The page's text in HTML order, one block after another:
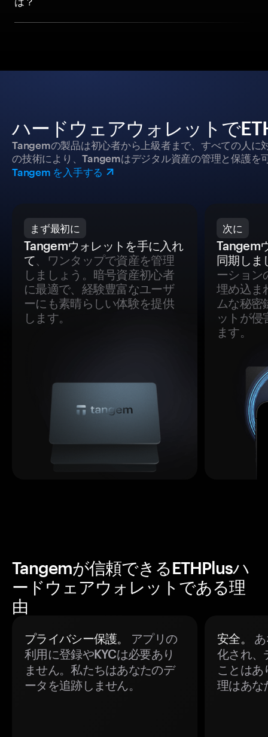
ハードウェアウォレットで
Tangemの製品は初心者から上級者まで、すべての人に
の技術により、Tangemはデジタル資産の管理と保護を
Tangem を入手する
まず最初に
Tangemウォレットを手に入れ
て、ワンタップで資産を管理
しましょう。暗号資産初心者
に最適で、経験豊富なユーザ
ーにも素晴らしい体験を提供
します。
次に
Tangem
同期しま
ーション
埋め込ま
ムな秘密
ットが侵
ます。
Tangemが信頼できるETHPlusハ
ードウェアウォレットである理
由
プライバシー保護。
アプリの
利用に登録やKYCは必要あり
ません。私たちはあなたのデ
ータを追跡しません。
安全。
化され、
ことはあ
理はあな